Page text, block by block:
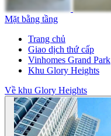
Mặt bằng tầng
Trang chủ
Giao dịch thứ cấp
Vinhomes Grand Park
Khu Glory Heights
Về khu Glory Heights